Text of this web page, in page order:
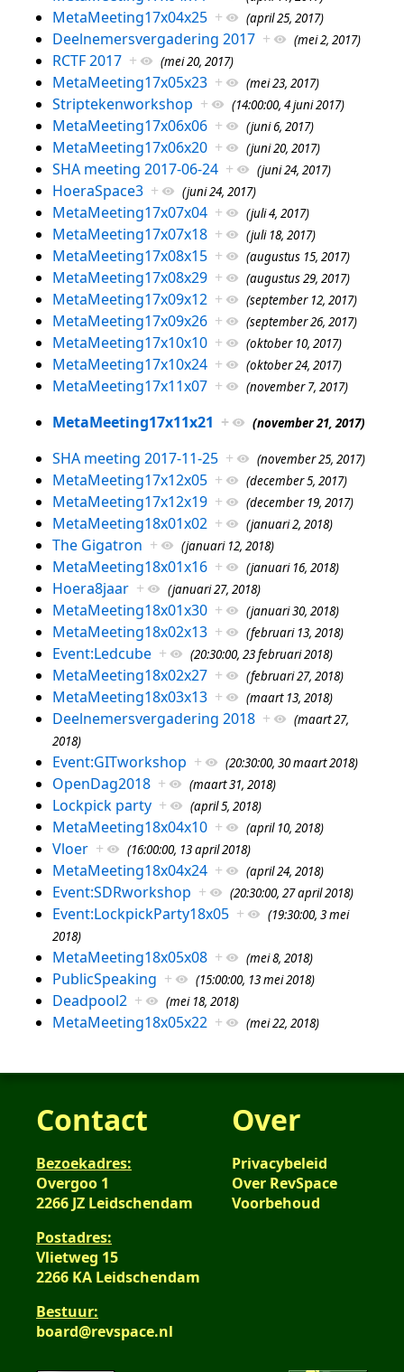
MetaMeeting17x04x25 + (april 25, 2017)
Deelnemersvergadering 2017 + (mei 2, 2017)
RCTF 2017 + (mei 20, 2017)
MetaMeeting17x05x23 + (mei 23, 2017)
Striptekenworkshop + (14:00:00, 4 juni 2017)
MetaMeeting17x06x06 + (juni 6, 2017)
MetaMeeting17x06x20 + (juni 20, 2017)
SHA meeting 2017-06-24 + (juni 24, 2017)
HoeraSpace3 + (juni 24, 2017)
MetaMeeting17x07x04 + (juli 4, 2017)
MetaMeeting17x07x18 + (juli 18, 2017)
MetaMeeting17x08x15 + (augustus 15, 2017)
MetaMeeting17x08x29 + (augustus 29, 2017)
MetaMeeting17x09x12 + (september 12, 2017)
MetaMeeting17x09x26 + (september 26, 2017)
MetaMeeting17x10x10 + (oktober 10, 2017)
MetaMeeting17x10x24 + (oktober 24, 2017)
MetaMeeting17x11x07 + (november 7, 2017)
MetaMeeting17x11x21 + (november 21, 2017)
SHA meeting 2017-11-25 + (november 25, 2017)
MetaMeeting17x12x05 + (december 5, 2017)
MetaMeeting17x12x19 + (december 19, 2017)
MetaMeeting18x01x02 + (januari 2, 2018)
The Gigatron + (januari 12, 2018)
MetaMeeting18x01x16 + (januari 16, 2018)
Hoera8jaar + (januari 27, 2018)
MetaMeeting18x01x30 + (januari 30, 2018)
MetaMeeting18x02x13 + (februari 13, 2018)
Event:Ledcube + (20:30:00, 23 februari 2018)
MetaMeeting18x02x27 + (februari 27, 2018)
MetaMeeting18x03x13 + (maart 13, 2018)
Deelnemersvergadering 2018 +
(maart 27,
2018)
Event:GITworkshop + (20:30:00, 30 maart 2018)
OpenDag2018 + (maart 31, 2018)
Lockpick party + (april 5, 2018)
MetaMeeting18x04x10 + (april 10, 2018)
Vloer + (16:00:00, 13 april 2018)
MetaMeeting18x04x24 + (april 24, 2018)
Event:SDRworkshop + (20:30:00, 27 april 2018)
Event:LockpickParty18x05 +
(19:30:00, 3 mei
2018)
MetaMeeting18x05x08 + (mei 8, 2018)
PublicSpeaking + (15:00:00, 13 mei 2018)
Deadpool2 + (mei 18, 2018)
MetaMeeting18x05x22 + (mei 22, 2018)
Contact
Bezoekadres:
Overgoo 1
2266 JZ Leidschendam
Postadres:
Vlietweg 15
2266 KA Leidschendam
Bestuur:
board@revspace.nl
Over
Privacybeleid
Over RevSpace
Voorbehoud